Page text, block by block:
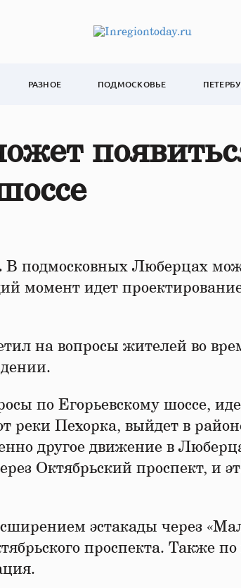
РАЗНОЕ ПОДМОСКОВЬЕ
В подмосковных Люберцах
момент идет
на вопросы жителей во
по Егорьевскому шоссе,
реки Пехорка, выйдет в
другое движение в
Октябрьский проспект, и
эстакады через
проспекта. Также по